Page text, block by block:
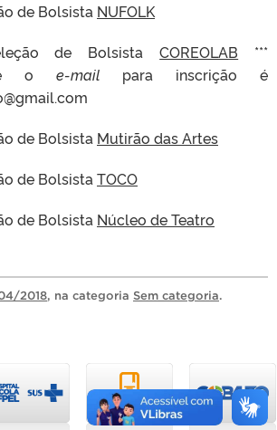
de Bolsista NUFOLK
de BolsistaCOREOLAB ***
o e-mail para inscrição é
de Bolsista Mutirão das Artes
de Bolsista TOCO
de Bolsista Núcleo de Teatro
2018, na categoria Sem categoria.